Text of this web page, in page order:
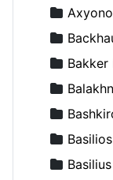
Bakker